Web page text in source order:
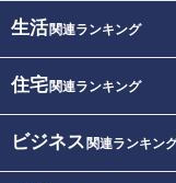
生活関連ランキング
住宅関連ランキング
ビジネス 関連ランキン